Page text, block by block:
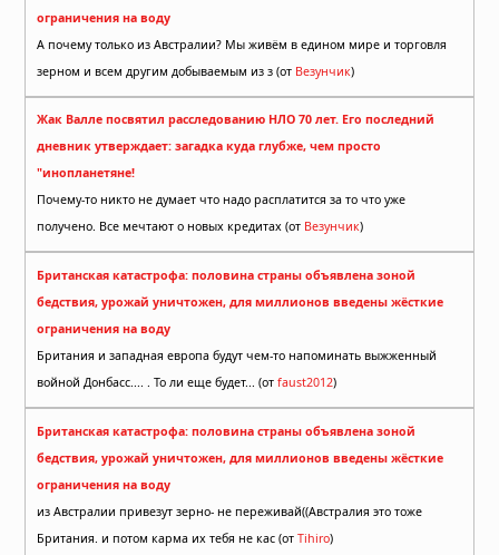
ограничения на воду
А почему только из Австралии? Мы живём в едином мире и торговля
зерном и всем другим добываемым из з (от Везунчик)
Жак Валле посвятил расследованию НЛО 70 лет. Его последний
дневник утверждает: загадка куда глубже, чем просто
"инопланетяне!
Почему-то никто не думает что надо расплатится за то что уже
получено. Все мечтают о новых кредитах (от Везунчик)
Британская катастрофа: половина страны объявлена зоной
бедствия, урожай уничтожен, для миллионов введены жёсткие
ограничения на воду
Британия и западная европа будут чем-то напоминать выжженный
войной Донбасс.... . То ли еще будет... (от faust2012)
Британская катастрофа: половина страны объявлена зоной
бедствия, урожай уничтожен, для миллионов введены жёсткие
ограничения на воду
из Австралии привезут зерно- не переживай((Австралия это тоже
Британия. и потом карма их тебя не кас (от Tihiro)